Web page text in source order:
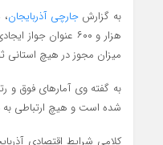
به گزارش جارچی آذربایجان
هزار و ۶۰۰
میزان مجوز در هیچ
به گفته وی آمارهای فوق و
شده است و هیچ ارتباطی به